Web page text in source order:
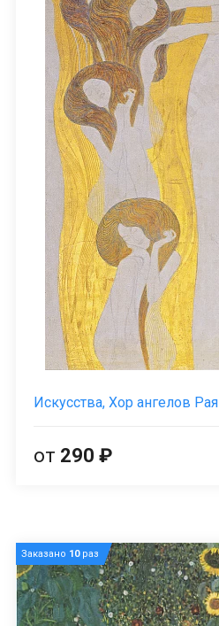
Искусства, Хор ангелов Рая
от 290 ₽
Заказано 10раз